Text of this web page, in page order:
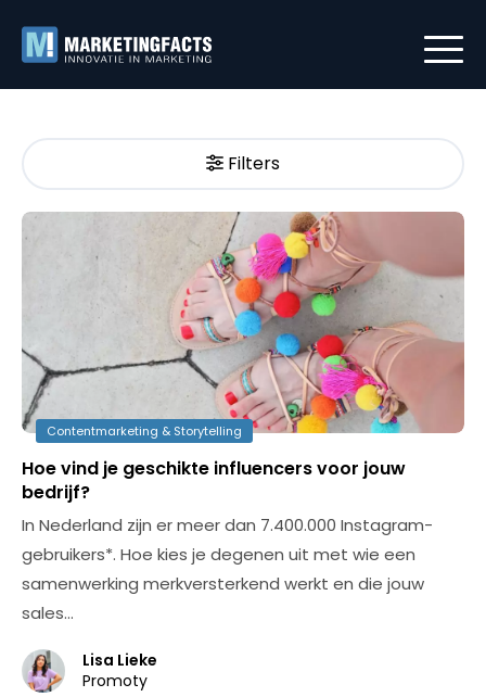
Filters
Contentmarketing & Storytelling
Hoe vind je geschikte influencers voor jouw
bedrijf?
In Nederland zijn er meer dan 7.400.000 Instagram-
gebruikers*. Hoe kies je degenen uit met wie een
samenwerking merkversterkend werkt en die jouw
sales…
Lisa Lieke
Promoty